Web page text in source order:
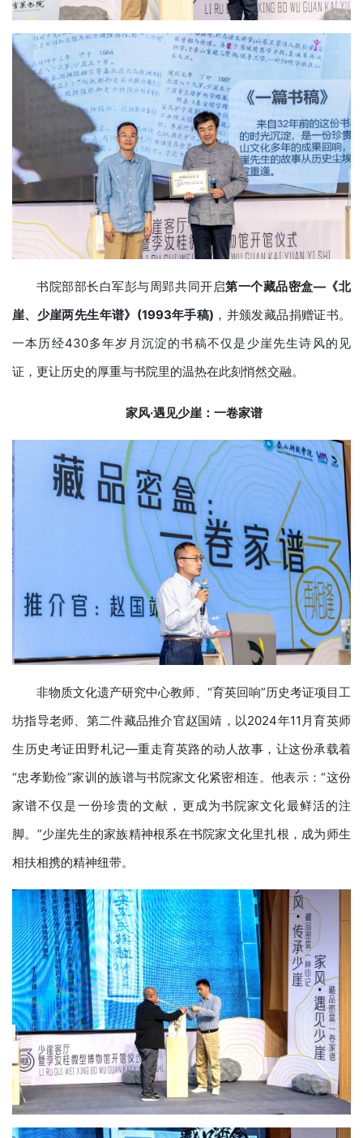
书院部部长白军彭与周郢共同开启第一个藏品密盒—《北
崖、少崖两先生年谱》(1993年手稿) ，并颁发藏品捐赠证书。
一本历经430多年岁月沉淀的书稿不仅是少崖先生诗风的见
证，更让历史的厚重与书院里的温热在此刻悄然交融。
家风·遇见少崖： 一卷家谱
非物质文化遗产研究中心教师、“育英回响”历史考证项目工
坊指导老师、第二件藏品推介官赵国靖，以2024年11月育英师
生历史考证田野札记—重走育英路的动人故事，让这份承载着
“忠孝勤俭”家训的族谱与书院家文化紧密相连。他表示：“这份
家谱不仅是一份珍贵的文献，更成为书院家文化最鲜活的注
脚。”少崖先生的家族精神根系在书院家文化里扎根，成为师生
相扶相携的精神纽带。